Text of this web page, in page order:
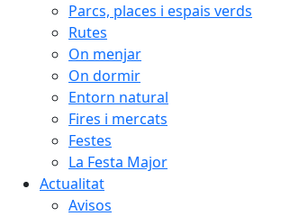
Parcs, places i espais verds
Rutes
On menjar
On dormir
Entorn natural
Fires i mercats
Festes
La Festa Major
Actualitat
Avisos